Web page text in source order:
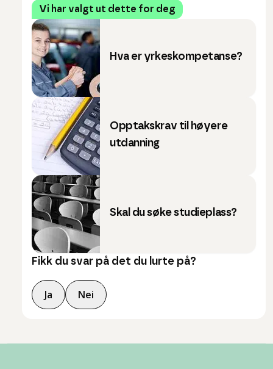
Vi har valgt ut dette for deg
Hva er yrkeskompetanse?
Opptakskrav til høyere
utdanning
Skal du søke studieplass?
Fikk du svar på det du lurte på?
Ja Nei